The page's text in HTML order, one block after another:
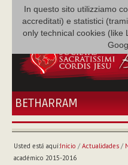
In questo sito utilizziamo
accreditati) e statistici
only technical cookies (like
BETHARRAM
INICIO
BETHARRAM
Usted está aquí:Inicio / Actualidades/
académico 2015-2016